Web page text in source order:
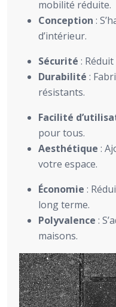
mobilité réduite.
Conception :
d’intérieur.
Sécurité :
Durabilité :
résistants.
Facilité
pour tous.
Aesthétique :
votre espace.
Économie :
long terme.
Polyvalence :
maisons.